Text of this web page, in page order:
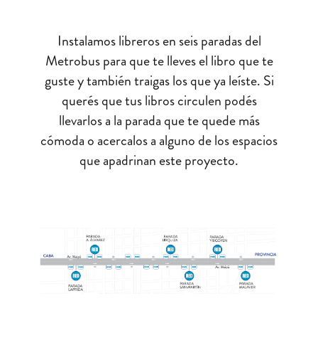
Instalamos libreros en seis paradas del
Metrobus para que te lleves el libro que te
guste y también traigas los que ya leíste. Si
querés que tus libros circulen podés
llevarlos a la parada que te quede más
cómoda o acercalos a alguno de los espacios
que apadrinan este proyecto.